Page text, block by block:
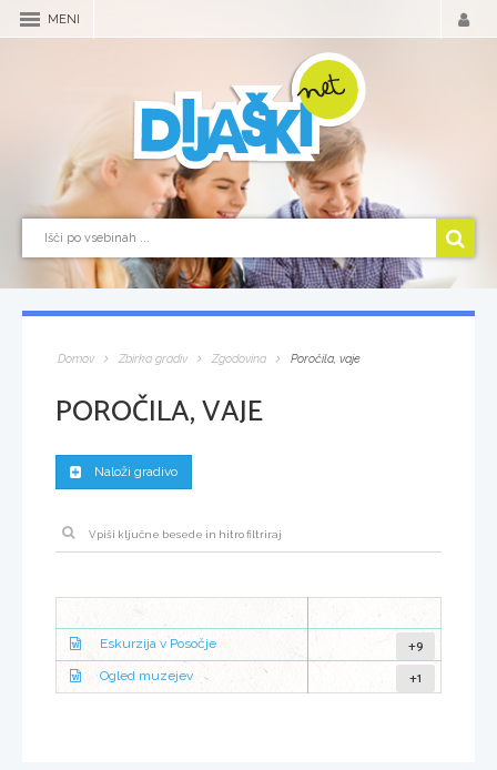
MENI
Domov Zbirka gradiv Zgodovina Poročila, vaje
POROČILA, VAJE
Naloži gradivo
Eskurzija v Posočje +9
Ogled muzejev +1